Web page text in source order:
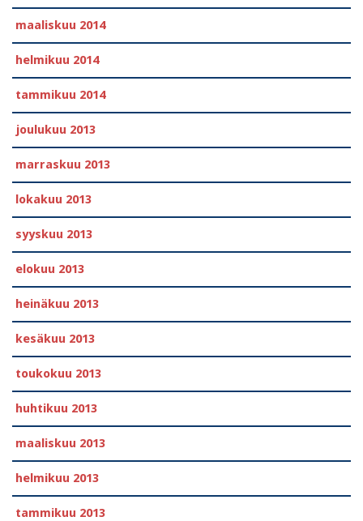
maaliskuu 2014
helmikuu 2014
tammikuu 2014
joulukuu 2013
marraskuu 2013
lokakuu 2013
syyskuu 2013
elokuu 2013
heinäkuu 2013
kesäkuu 2013
toukokuu 2013
huhtikuu 2013
maaliskuu 2013
helmikuu 2013
tammikuu 2013